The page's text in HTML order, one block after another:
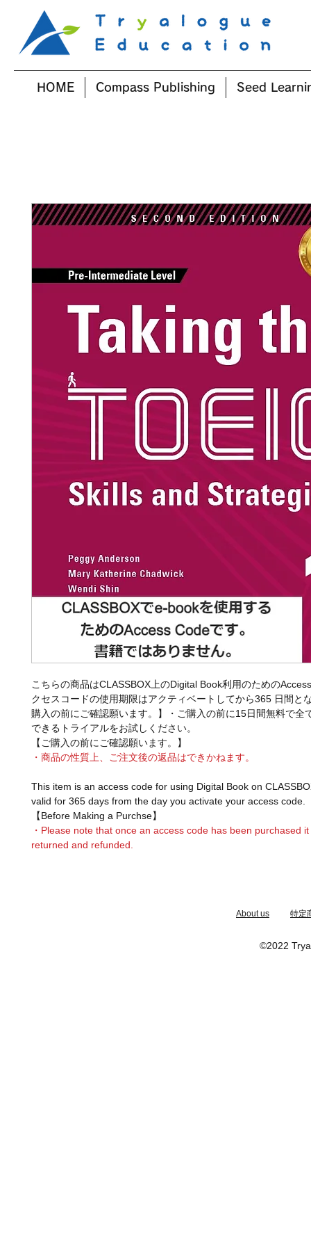
HOME Compass Publishing Seed
こちらの商品はCLASSBOX上のDigital Book利用のための
クセスコードの使用期限はアクティベートしてから365 日間と
購入の前にご確認願います。】・ご購入の前に15日間無料で全
できるトライアルをお試しください。
【ご購入の前にご確認願います。】
・商品の性質上、ご注文後の返品はできかねます。
This item is an access code for using Digital Book on
valid for 365 days from the day you activate your access code.
【Before Making a Purchse】
・Please note that once an access code has been purchased
returned and refunded.
​About us 特定
©2022